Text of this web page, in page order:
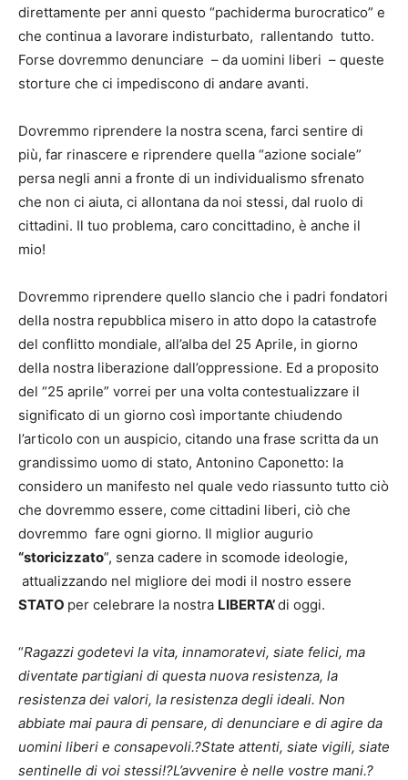
direttamente per anni questo “pachiderma burocratico” e
che continua a lavorare indisturbato, rallentando tutto.
Forse dovremmo denunciare – da uomini liberi – queste
storture che ci impediscono di andare avanti.
Dovremmo riprendere la nostra scena, farci sentire di
più, far rinascere e riprendere quella “azione sociale”
persa negli anni a fronte di un individualismo sfrenato
che non ci aiuta, ci allontana da noi stessi, dal ruolo di
cittadini. Il tuo problema, caro concittadino, è anche il
mio!
Dovremmo riprendere quello slancio che i padri fondatori
della nostra repubblica misero in atto dopo la catastrofe
del conflitto mondiale, all’alba del 25 Aprile, in giorno
della nostra liberazione dall’oppressione. Ed a proposito
del “25 aprile” vorrei per una volta contestualizzare il
significato di un giorno così importante chiudendo
l’articolo con un auspicio, citando una frase scritta da un
grandissimo uomo di stato, Antonino Caponetto: la
considero un manifesto nel quale vedo riassunto tutto ciò
che dovremmo essere, come cittadini liberi, ciò che
dovremmo fare ogni giorno. Il miglior augurio
“storicizzato”, senza cadere in scomode ideologie,
attualizzando nel migliore dei modi il nostro essere
STATO per celebrare la nostra LIBERTA’di oggi.
“Ragazzi godetevi la vita, innamoratevi, siate felici, ma
diventate partigiani di questa nuova resistenza, la
resistenza dei valori, la resistenza degli ideali. Non
abbiate mai paura di pensare, di denunciare e di agire da
uomini liberi e consapevoli.?State attenti, siate vigili, siate
sentinelle di voi stessi!?L’avvenire è nelle vostre mani.?